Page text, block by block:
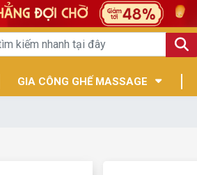
GIA CÔNG GHẾ MASSAGE